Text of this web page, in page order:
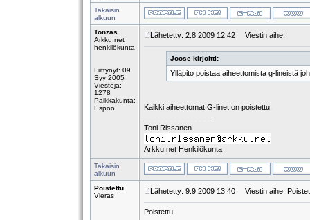
Takaisin
alkuun
Tonzas
Arkku.net
henkilökunta
Liittynyt: 09
Syy 2005
Viestejä:
1278
Paikkakunta:
Espoo
Lähetetty: 2.8.2009 12:42 Viestin aihe:
Joose kirjoitti:
Ylläpito poistaa aiheettomista g-lineistä
Kaikki aiheettomat G-linet on poistettu.
Toni Rissanen
Arkku.net Henkilökunta
Takaisin
alkuun
Poistettu
Vieras
Lähetetty: 9.9.2009 13:40 Viestin aihe:
Poistettu